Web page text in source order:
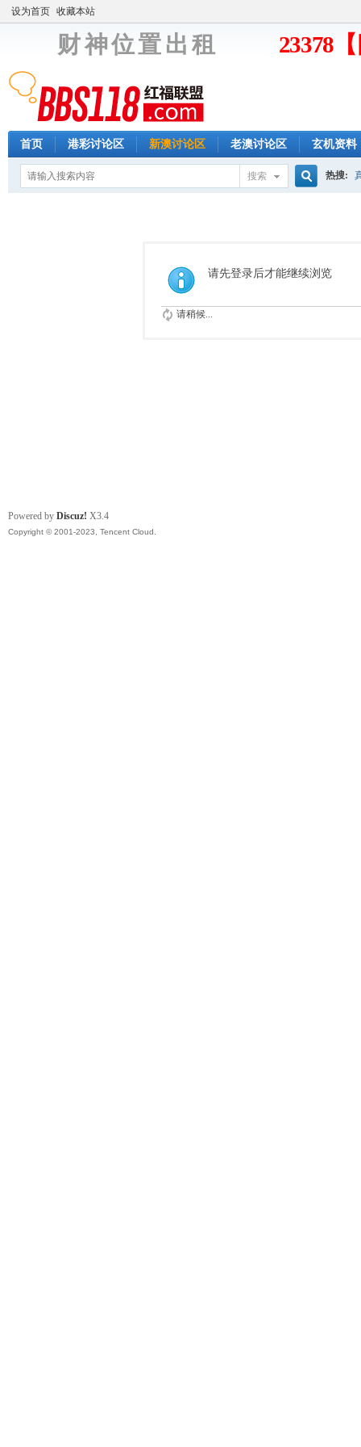
设为首页 收藏本站
财 神 位 置 出 租 23378
首页 港彩讨论区 新澳讨论区 老澳讨论区 玄机资料
搜索
索
热搜:
请先登录后才能继续浏览
请稍候...
Powered by Discuz! X3.4
Copyright © 2001-2023, Tencent Cloud.